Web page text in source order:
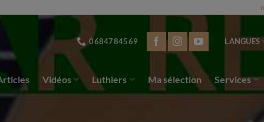
0684784569 LANGUES
Vidéos Luthiers Ma sélection Services